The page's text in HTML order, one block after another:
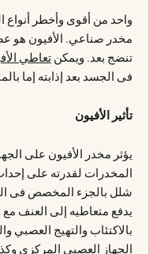
واحد من أقوى وأخطر أنواع
مخدر صناعي. الأفيون هو
تنضج بعد. ويمكنتعاطي
فى الجسد بعد إذابته إما
تأثير الأفيون
يؤثر مخدر الأفيون على
المخدرات لقدرته على
شلل بالجزء المخصص فى
يدفع متعاطيه إلى العنف مع
بالاكتئاب والتهيج
الجهاز العصبي المركزي